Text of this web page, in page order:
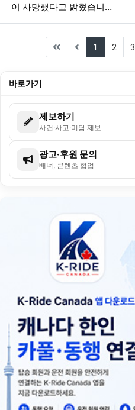
이 사망했다고 밝혔습니…
1 (current)
2 3
바로가기
제보하기
사건·사고·미담 제보
광고·후원 문의
배너, 콘텐츠 협업